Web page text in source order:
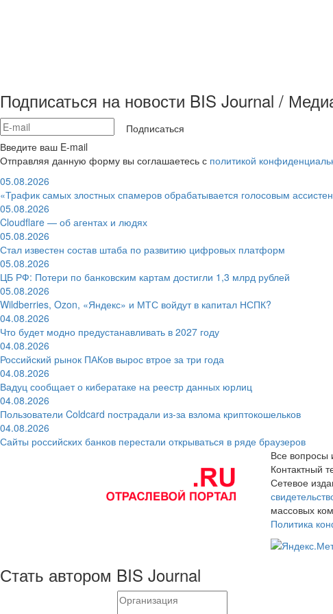
Подписаться на новости BIS Journal /
Подписаться
Введите ваш E-mail
Отправляя данную форму вы соглашаетесь с политикой
05.08.2026
«Трафик самых злостных спамеров обрабатывается голосовым
05.08.2026
Cloudflare — об агентах и людях
05.08.2026
Стал известен состав штаба по развитию цифровых платформ
05.08.2026
ЦБ РФ: Потери по банковским картам достигли 1,3 млрд рублей
05.08.2026
Wildberries, Ozon, «Яндекс» и МТС войдут в капитал НСПК?
04.08.2026
Что будет модно предустанавливать в 2027 году
04.08.2026
Российский рынок ПАКов вырос втрое за три года
04.08.2026
Вадуц сообщает о кибератаке на реестр данных юрлиц
04.08.2026
Пользователи Coldcard пострадали из-за взлома криптокошельков
04.08.2026
Сайты российских банков перестали открываться в ряде браузеров
Все вопросы
Контактный
Сетевое
массовых
Политика
Стать автором BIS Journal